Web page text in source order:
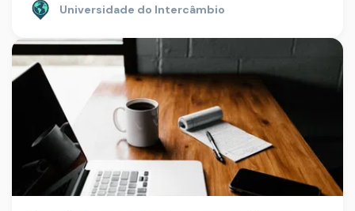
Universidade do Intercâmbio